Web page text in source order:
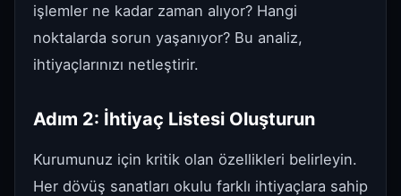
işlemler ne kadar zaman alıyor? Hangi
noktalarda sorun yaşanıyor? Bu analiz,
ihtiyaçlarınızı netleştirir.
Adım 2: İhtiyaç Listesi Oluşturun
Kurumunuz için kritik olan özellikleri belirleyin.
Her dövüş sanatları okulu farklı ihtiyaçlara sahip